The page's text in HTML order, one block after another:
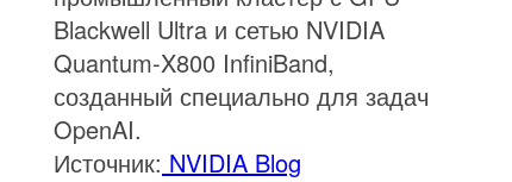
Blackwell Ultra и сетью NVIDIA
Quantum-X800 InfiniBand,
созданный специально для задач
OpenAI.
Источник: NVIDIA Blog